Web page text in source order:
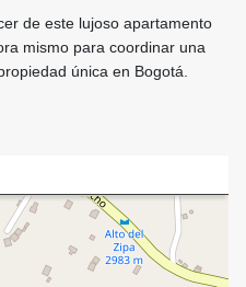
de este lujoso apartamento
mismo para coordinar una
única en Bogotá.